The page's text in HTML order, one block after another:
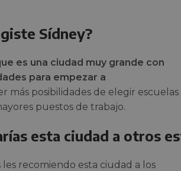
Sídney?
es una ciudad muy grande con
para empezar a
más posibilidades de elegir escuelas
puestos de trabajo.
esta ciudad a otros
les recomiendo esta ciudad a los